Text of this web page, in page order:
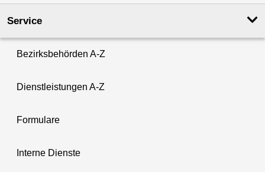
Service
Bezirksbehörden A-Z
Dienstleistungen A-Z
Formulare
Interne Dienste